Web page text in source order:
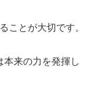
ことが大切です。
本来の力を発揮し